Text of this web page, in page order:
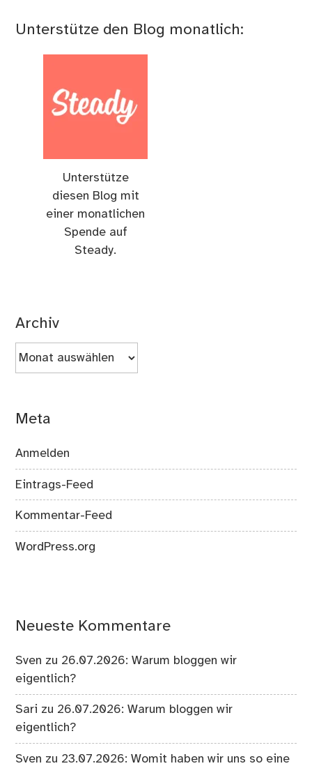
Unterstütze den Blog monatlich:
Unterstütze
diesen Blog mit
einer monatlichen
Spende auf
Steady.
Archiv
Archiv
Meta
Anmelden
Eintrags-Feed
Kommentar-Feed
WordPress.org
Neueste Kommentare
Sven zu 26.07.2026: Warum bloggen wir
eigentlich?
Sari zu 26.07.2026: Warum bloggen wir
eigentlich?
Sven zu 23.07.2026: Womit haben wir uns so eine